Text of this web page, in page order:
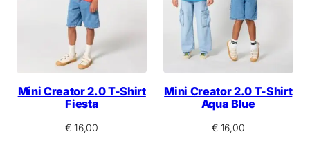
Mini Creator 2.0 T-Shirt
Fiesta
€ 16,00
Mini Creator 2.0 T-Shirt
Aqua Blue
€16,00